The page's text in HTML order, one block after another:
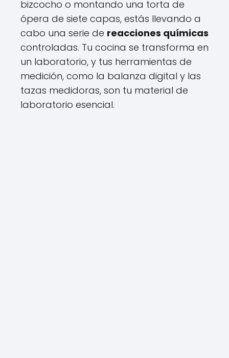
bizcocho o montando una torta de
ópera de siete capas, estás llevando a
cabo una serie de reacciones químicas
controladas. Tu cocina se transforma en
un laboratorio, y tus herramientas de
medición, como la balanza digital y las
tazas medidoras, son tu material de
laboratorio esencial.